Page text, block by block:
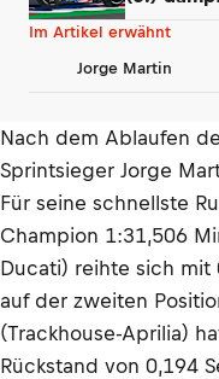
Im Artikel erwähnt
Jorge Martin
Nach dem Ablaufen
Sprintsieger Jorge
Für seine schnellste
Champion 1:31,506
Ducati) reihte sich mit
auf der zweiten
(Trackhouse-Aprilia)
Rückstand von 0,194